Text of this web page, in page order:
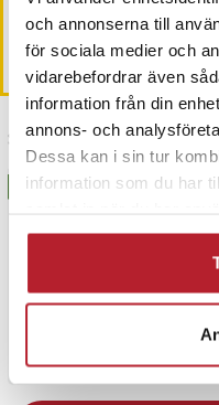
och annonserna till
för sociala medier och
vidarebefordrar även
information från din
annons- och
Dessa kan i sin tur
information som du har
3 698 krTidigare pris:3 999 kr
I lager, levereras inom 1-2
Köp
Senast besökta
BÄSTSÄLJARE